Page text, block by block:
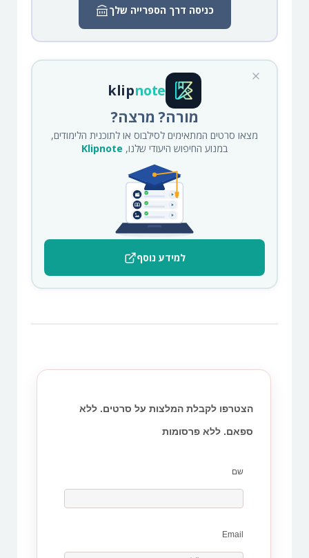
כניסה דרך הספרייה שלך
klipnote
מורה? מרצה?
מצאו סרטים המתאימים לסילבוס או לתוכנית הלימודים,
במנוע החיפוש היעודי שלנו, Klipnote
למידע נוסף
הצטרפו לקבלת המלצות על סרטים. ללא
ספאם. ללא פרסומות
שם
Email